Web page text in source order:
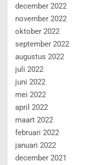
december 2022
november 2022
oktober 2022
september 2022
augustus 2022
juli 2022
juni 2022
mei 2022
april 2022
maart 2022
februari 2022
januari 2022
december 2021